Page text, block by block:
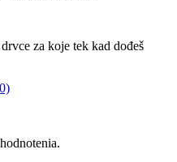
za koje tek kad dođeš